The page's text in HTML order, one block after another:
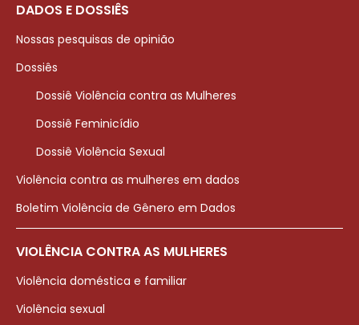
DADOS E DOSSIÊS
Nossas pesquisas de opinião
Dossiês
Dossiê Violência contra as Mulheres
Dossiê Feminicídio
Dossiê Violência Sexual
Violência contra as mulheres em dados
Boletim Violência de Gênero em Dados
VIOLÊNCIA CONTRA AS MULHERES
Violência doméstica e familiar
Violência sexual